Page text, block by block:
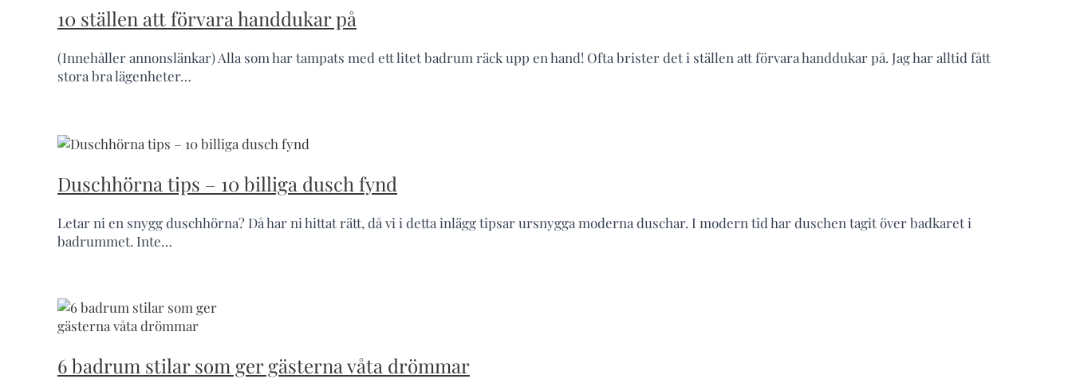
10 ställen att förvara handdukar på
(Innehåller annonslänkar) Alla som har tampats med ett litet badrum räck upp en hand! Ofta brister det i ställen att förvara handdukar på. Jag har alltid fått
stora bra lägenheter…
Duschhörna tips – 10 billiga dusch fynd
Letar ni en snygg duschhörna? Då har ni hittat rätt, då vi i detta inlägg tipsar ursnygga moderna duschar. I modern tid har duschen tagit över badkaret i
badrummet. Inte…
6 badrum stilar som ger gästerna våta drömmar